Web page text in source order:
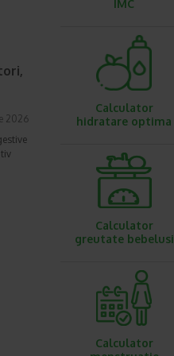
2026
IMC
Calculator
hidratare optima
Calculator
greutate bebelusi
Calculator